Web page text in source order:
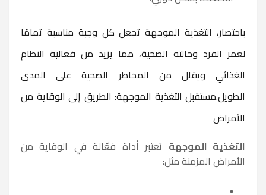
باختصار، التغذية الموجهة تجعل كل وجبة مناسبة تمامًا
لعمر الفرد وحالته الصحية، مما يزيد من فعالية النظام
الغذائي ويقلل من المخاطر الصحية على المدى
الطويل.مستقبل التغذية الموجهة: الطريق إلى الوقاية من
الأمراض
التغذية الموجهة تعتبر أداة فعّالة في الوقاية من
الأمراض المزمنة مثل: